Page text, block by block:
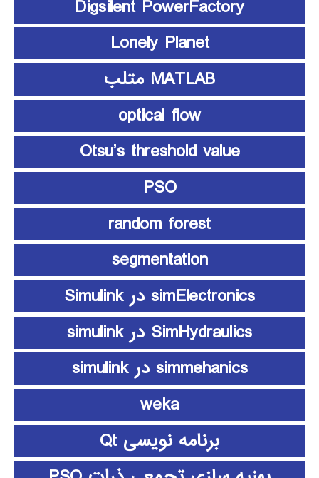
Digsilent PowerFactory
Lonely Planet
MATLAB متلب
optical flow
Otsu’s threshold value
PSO
random forest
segmentation
simElectronics در Simulink
SimHydraulics در simulink
simmehanics در simulink
weka
برنامه نویسی Qt